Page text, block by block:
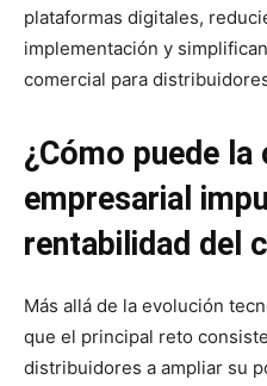
plataformas digitales,
implementación y
comercial para
¿Cómo puede la
empresarial
rentabilidad del
Más allá de la evolución
que el principal reto
distribuidores a ampliar su